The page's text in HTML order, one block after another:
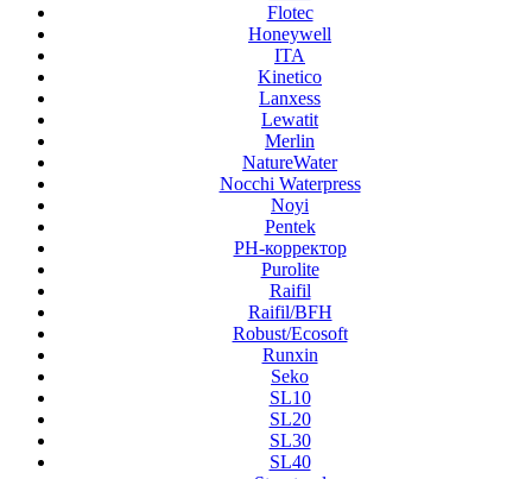
Flotec
Honeywell
ITA
Kinetico
Lanxess
Lewatit
Merlin
NatureWater
Nocchi Waterpress
Noyi
Pentek
PH-корректор
Purolite
Raifil
Raifil/BFH
Robust/Ecosoft
Runxin
Seko
SL10
SL20
SL30
SL40